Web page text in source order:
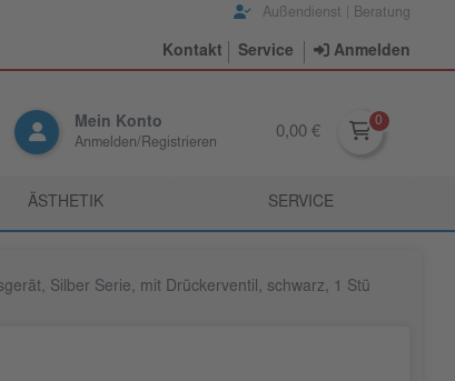
Außendienst | Beratung
Kontakt Service Anmelden
Mein Konto
Anmelden/Registrieren
0,00 €
ÄSTHETIK SERVICE
Silber Serie, mit Drückerventil, schwarz, 1 Stü